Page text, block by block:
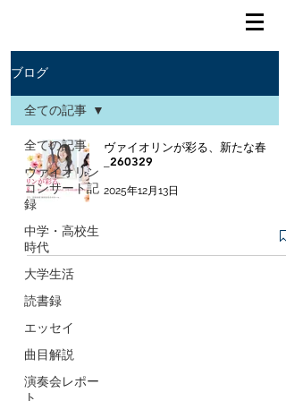
ブログ
全ての記事
ヴァイオリン
コンサート記
録
中学・高校生
時代
大学生活
読書録
エッセイ
曲目解説
演奏会レポー
ト
全ての記事
ヴァイオリンが彩る、新たな春
_260329
2025年12月13日